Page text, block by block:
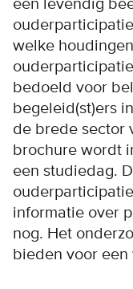
een levendig
welke
bedoeld voor
begeleid(st)ers
de brede sector
brochure wordt
een studiedag.
informatie over
nog. Het
bieden voor